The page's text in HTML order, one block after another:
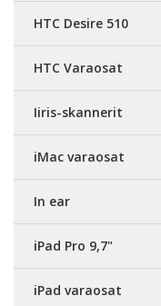
HTC Desire 510
HTC Varaosat
Iiris-skannerit
iMac varaosat
In ear
iPad Pro 9,7"
iPad varaosat